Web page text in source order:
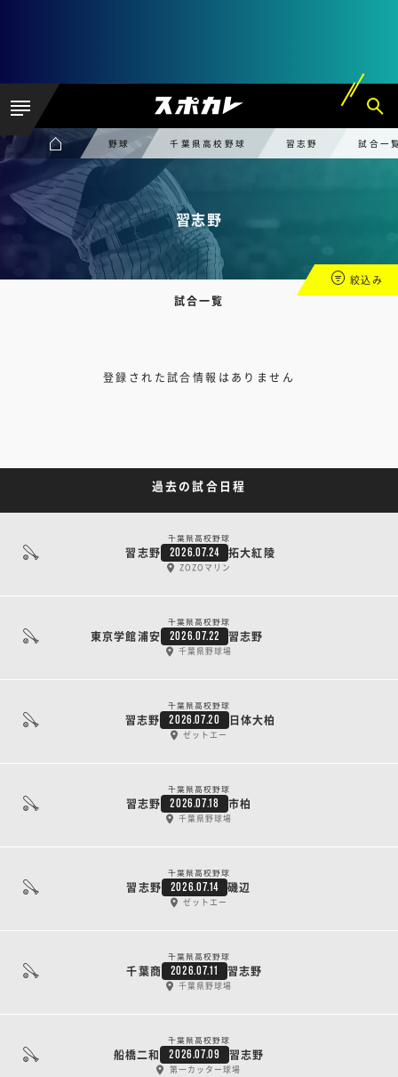
野球 千葉県高校野球 習志野 試合一
習志野
試合一覧
絞込み
登録された試合情報はありません
過去の試合日程
千葉県高校野球
習志野 2026.07.24 拓大紅陵
ZOZOマリン
千葉県高校野球
東京学館浦安 2026.07.22 習志野
千葉県野球場
千葉県高校野球
習志野 2026.07.20 日体大柏
ゼットエー
千葉県高校野球
習志野 2026.07.18 市柏
千葉県野球場
千葉県高校野球
習志野 2026.07.14 磯辺
ゼットエー
千葉県高校野球
千葉商 2026.07.11 習志野
千葉県野球場
千葉県高校野球
船橋二和 2026.07.09 習志野
第一カッター球場